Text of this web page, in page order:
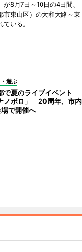
が8月7日～10日の4日間、
市東山区）の大和大路～東
いる。
・遊ぶ
で夏のライブイベント
ノボロ」 20周年、市内
で開催へ